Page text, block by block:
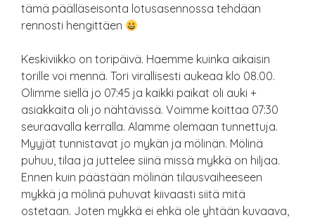
tämä päälläseisonta lotusasennossa tehdään
rennosti hengittäen
Keskiviikko on toripäivä. Haemme kuinka aikaisin
torille voi mennä. Tori virallisesti aukeaa klo 08.00.
Olimme siellä jo 07:45 ja kaikki paikat oli auki +
asiakkaita oli jo nähtävissä. Voimme koittaa 07:30
seuraavalla kerralla. Alamme olemaan tunnettuja.
Myyjät tunnistavat jo mykän ja mölinän. Mölinä
puhuu, tilaa ja juttelee siinä missä mykkä on hiljaa.
Ennen kuin päästään mölinän tilausvaiheeseen
mykkä ja mölinä puhuvat kiivaasti siitä mitä
ostetaan. Joten mykkä ei ehkä ole yhtään kuvaava,